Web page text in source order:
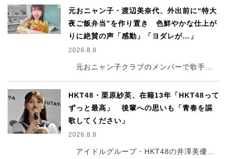
元おニャン子・渡辺美奈代、外出前に“特大
夜ご飯弁当”を作り置き 色鮮やかな仕上が
りに絶賛の声「感動」「ヨダレが…」
2026.8.8
HKT48・栗原紗英、在籍13年「HKT48って
ずっと最高」 後輩への思いも「青春を謳
歌してください」
2026.8.8